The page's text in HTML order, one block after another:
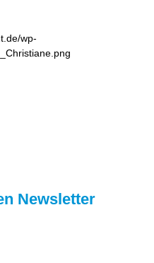
Newsletter